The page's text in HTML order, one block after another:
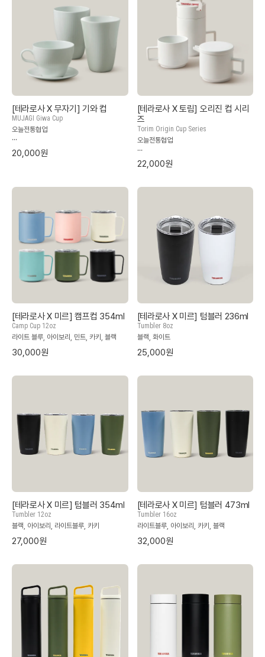
[테라로사 X 무자기] 기와 컵
MUJAGI Giwa Cup
오늘전통협업
로운 가치
기와 컵 버블 20,000원 | 기와 컵 캄 20,
20,000원
[테라로사 X 토림] 오리진 컵 시리
즈
Torim Origin Cup Series
오늘전통협업
로운 가치
22,000원
[테라로사 X 미르] 캠프컵 354ml
Camp Cup 12oz
라이트 블루, 아이보리, 민트, 카키, 블랙
30,000원
[테라로사 X 미르] 텀블러 236ml
Tumbler 8oz
블랙, 화이트
25,000원
[테라로사 X 미르] 텀블러 354ml
Tumbler 12oz
블랙, 아이보리, 라이트블루, 카키
27,000원
[테라로사 X 미르] 텀블러 473ml
Tumbler 16oz
라이트블루, 아이보리, 카키, 블랙
32,000원